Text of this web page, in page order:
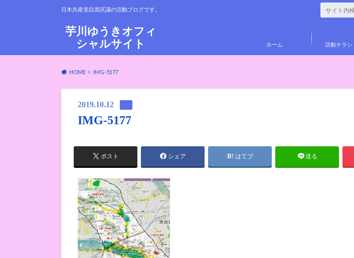
芋川ゆうきオフィ
シャルサイト
日本共産党目黒区議の活動ブログです。
ホーム 活動チラシ
HOME IMG-5177
2019.10.12
IMG-5177
ポスト シェア はてブ 送る